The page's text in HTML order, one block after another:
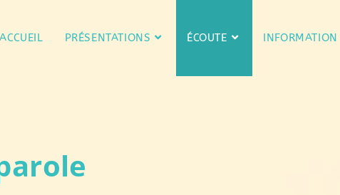
ACCUEIL PRÉSENTATIONS ÉCOUTE INFORMATION